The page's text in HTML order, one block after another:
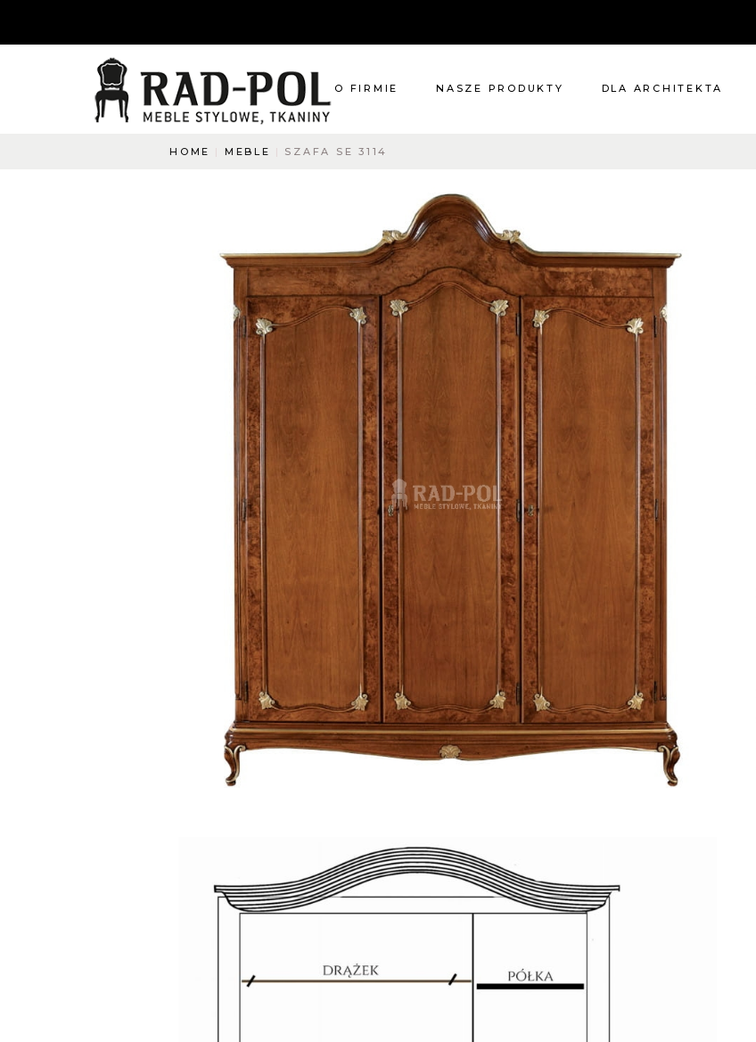
O FIRMIE
O co pytacie?
Napisz do nas
NASZE PRODUKTY
Pomieszczenia
Oświetlenie
Renowacje
Kuchnie
Dodatki
DLA ARCHITEKTA
HOME MEBLE SZAFA SE 3114